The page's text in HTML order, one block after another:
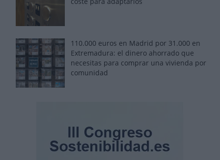
110.000 euros en Madrid por 31.000 en
Extremadura: el dinero ahorrado que
necesitas para comprar una vivienda por
comunidad